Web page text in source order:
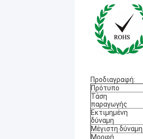
Προδιαγραφή:
Πρότυπο
Τάση
παραγωγής
Εκτιμημένη
δύναμη
Μέγιστη δύναμη
Μορφή